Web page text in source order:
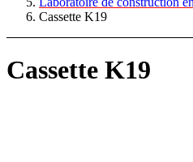
Cassette K19
Cassette K19